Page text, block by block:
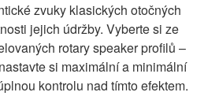
zvuky klasických otočných
jejich údržby. Vyberte si ze
rotary speaker profilů –
si maximální a minimální
kontrolu nad tímto efektem.